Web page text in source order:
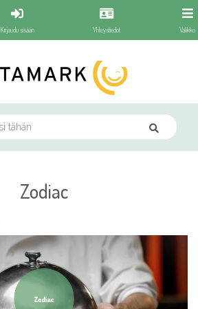
Zodiac
Kirjaudu sisään Yhteystiedot Valikko